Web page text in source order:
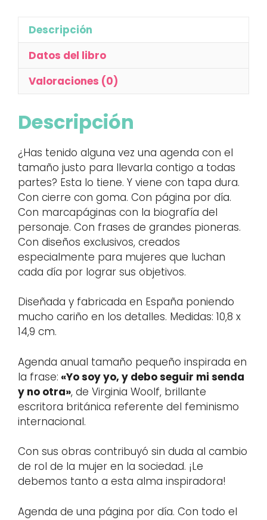
Descripción
Datos del libro
Valoraciones (0)
Descripción
¿Has tenido alguna vez una agenda con el
tamaño justo para llevarla contigo a todas
partes? Esta lo tiene. Y viene con tapa dura.
Con cierre con goma. Con página por día.
Con marcapáginas con la biografía del
personaje. Con frases de grandes pioneras.
Con diseños exclusivos, creados
especialmente para mujeres que luchan
cada día por lograr sus objetivos.
Diseñada y fabricada en España poniendo
mucho cariño en los detalles. Medidas: 10,8 x
14,9 cm.
Agenda anual tamaño pequeño inspirada en
la frase: «Yo soy yo, y debo seguir mi senda
y no otra», de Virginia Woolf, brillante
escritora británica referente del feminismo
internacional.
Con sus obras contribuyó sin duda al cambio
de rol de la mujer en la sociedad. ¡Le
debemos tanto a esta alma inspiradora!
Agenda de una página por día. Con todo el